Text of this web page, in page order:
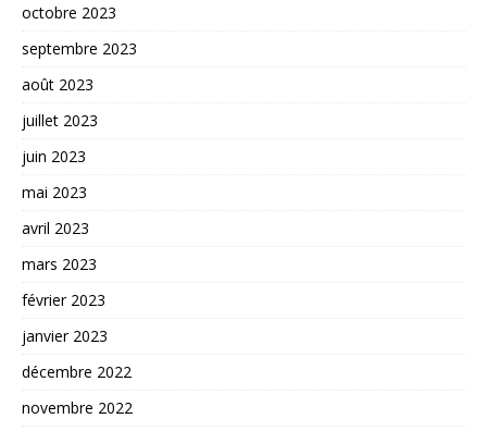
octobre 2023
septembre 2023
août 2023
juillet 2023
juin 2023
mai 2023
avril 2023
mars 2023
février 2023
janvier 2023
décembre 2022
novembre 2022